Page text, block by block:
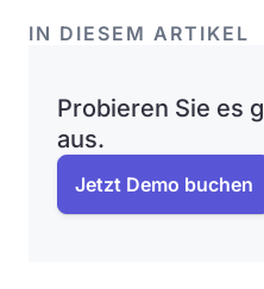
IN DIESEM ARTIKEL
Probieren Sie es
aus.
Jetzt Demo buchen